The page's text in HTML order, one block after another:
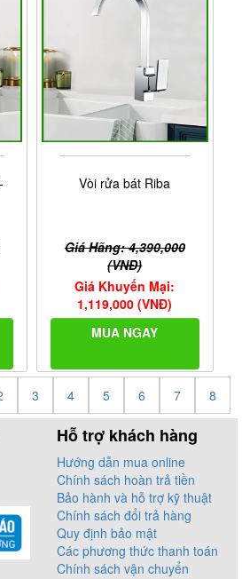
Vòi rửa bát Riba
Giá Hãng: 4,390,000
(VNĐ)
Giá Khuyến Mại:
1,119,000 (VNĐ)
MUA NGAY
3 4 5 6 7 8
Hỗ trợ khách hàng
Hướng dẫn mua online
Chính sách hoàn trả tiền
Bảo hành và hỗ trợ kỹ thuật
Chính sách đổi trả hàng
Quy định bảo mật
Các phương thức thanh toán
Chính sách vận chuyển